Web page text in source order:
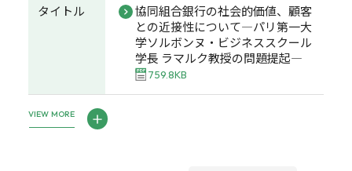
タイトル
協同組合銀行の社会的価値、顧客
との近接性について―パリ第一大
学ソルボンヌ・ビジネススクール
学長 ラマルク教授の問題提起―
759.8KB
VIEW MORE